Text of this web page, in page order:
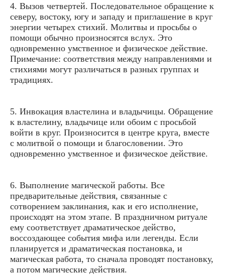
4. Вызов четвертей. Последовательное обращение к
северу, востоку, югу и западу и приглашение в круг
энергии четырех стихий. Молитвы и просьбы о
помощи обычно произносятся вслух. Это
одновременно умственное и физическое действие.
Примечание: соответствия между направлениями и
стихиями могут различаться в разных группах и
традициях.
5. Инвокация властелина и владычицы. Обращение
к властелину, владычице или обоим с просьбой
войти в круг. Произносится в центре круга, вместе
с молитвой о помощи и благословении. Это
одновременно умственное и физическое действие.
6. Выполнение магической работы. Все
предварительные действия, связанные с
сотворением заклинания, как и его исполнение,
происходят на этом этапе. В праздничном ритуале
ему соответствует драматическое действо,
воссоздающее события мифа или легенды. Если
планируется и драматическая постановка, и
магическая работа, то сначала проводят постановку,
а потом магические действия.